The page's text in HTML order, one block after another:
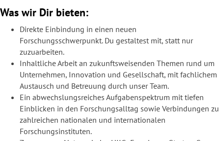
Was wir Dir bieten:
Direkte Einbindung in einen neuen
Forschungsschwerpunkt. Du gestaltest mit, statt nur
zuzuarbeiten.
Inhaltliche Arbeit an zukunftsweisenden Themen rund um
Unternehmen, Innovation und Gesellschaft, mit fachlichem
Austausch und Betreuung durch unser Team.
Ein abwechslungsreiches Aufgabenspektrum mit tiefen
Einblicken in den Forschungsalltag sowie Verbindungen zu
zahlreichen nationalen und internationalen
Forschungsinstituten.